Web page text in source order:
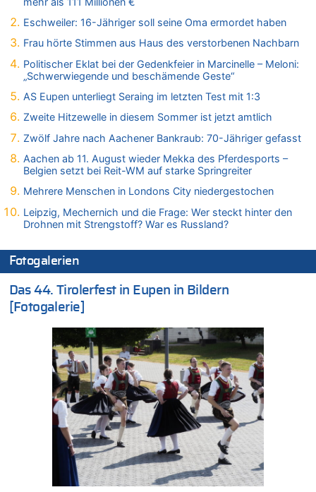
Gigantische Marienstatue in Polen – Größer als die Christus-
Figur in Rio – Kitsch, Kunst oder Religion?
09.08.2026 - 21:08 von Marcel Scholzen Eimerscheid zu
Figur in Rio – Kitsch, Kunst oder Religion?
Gigantische Marienstatue in Polen – Größer als die Christus-
Figur in Rio – Kitsch, Kunst oder Religion?
09.08.2026 - 21:01 von Vermute mal zu
„Schwerwiegende und beschämende Geste“
Gigantische Marienstatue in Polen – Größer als die Christus-
Figur in Rio – Kitsch, Kunst oder Religion?
09.08.2026 - 20:29 von Hans L. zu
Figur in Rio – Kitsch, Kunst oder Religion?
09.08.2026 - 20:20 von Richelieu zu
Gigantische Marienstatue in Polen – Größer als die Christus-
Figur in Rio – Kitsch, Kunst oder Religion?
Kollision zwischen Autofahrer und Radfahrer an RAVeL-Weg
09.08.2026 - 20:07 von WK zu
Politischer Eklat bei der Gedenkfeier in Marcinelle – Meloni:
„Schwerwiegende und beschämende Geste“
09.08.2026 - 19:56 von Josef.geul zu
Gigantische Marienstatue in Polen – Größer als die Christus-
Figur in Rio – Kitsch, Kunst oder Religion?
09.08.2026 - 19:45 von Ostbelgien Direkt zu
LESERBRIEF – Religion, sympathisches oder gefährliches
Beruhigungsmittel?
Eschweiler: 16-Jähriger soll seine Oma ermordet haben
Frau hörte Stimmen aus Haus des verstorbenen Nachbarn
Politischer Eklat bei der Gedenkfeier in Marcinelle – Meloni:
„Schwerwiegende und beschämende Geste“
AS Eupen unterliegt Seraing im letzten Test mit 1:3
Zweite Hitzewelle in diesem Sommer ist jetzt amtlich
Zwölf Jahre nach Aachener Bankraub: 70-Jähriger gefasst
Aachen ab 11. August wieder Mekka des Pferdesports –
Belgien setzt bei Reit-WM auf starke Springreiter
Mehrere Menschen in Londons City niedergestochen
Leipzig, Mechernich und die Frage: Wer steckt hinter den
Drohnen mit Strengstoff? War es Russland?
Fotogalerien
Das 44. Tirolerfest in Eupen in Bildern
[Fotogalerie]